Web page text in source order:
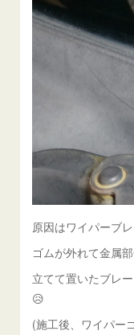
原因はワイパーブ
ゴムが外れて金属
立てて置いたブレ
😥
(施工後、ワイパー